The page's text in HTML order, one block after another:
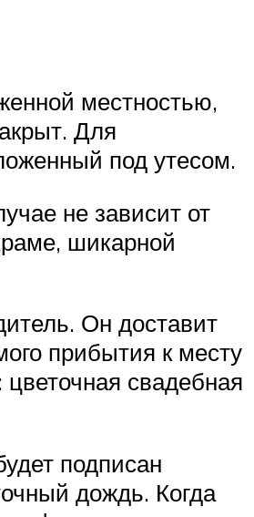
местностью,
Для
под утесом.
не зависит от
шикарной
Он доставит
прибытия к месту
свадебная
подписан
дождь. Когда